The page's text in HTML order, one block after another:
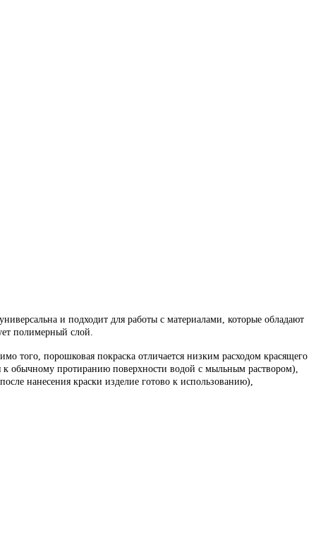
и подходит для работы с материалами, которые обладают
полимерный слой.
того, порошковая покраска отличается низким расходом красящего
к обычному протиранию поверхности водой с мыльным раствором),
нанесения краски изделие готово к использованию),